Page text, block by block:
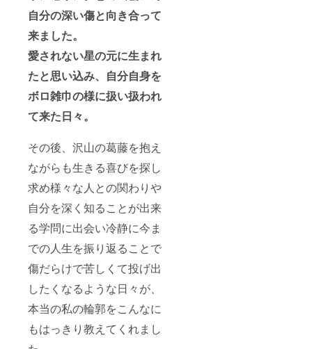
自分の深い傷と向き合って
来ました。
愛されない星の元に生まれ
たと思い込み、自分自身を
ボロ雑巾の様に扱い扱われ
て来た日々。
その後、沢山の葛藤を抱え
ながらも生きる喜びを探し
求め様々な人との関わりや
自分を深く知ることが出来
る学問に出会い冷静に今ま
での人生を振り返ることで
傷だらけで苦しくて投げ出
したくなるような日々が、
本当の私の輪郭をこんなに
もはっきり教えてくれまし